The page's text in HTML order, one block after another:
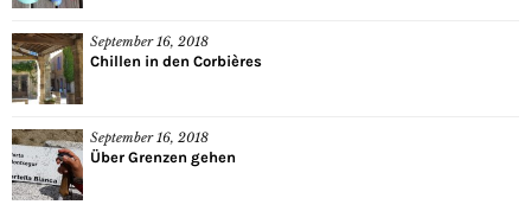
September 16, 2018
Chillen in den Corbières
September 16, 2018
Über Grenzen gehen